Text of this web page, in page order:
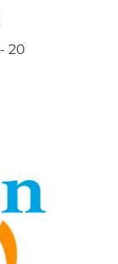
- 20